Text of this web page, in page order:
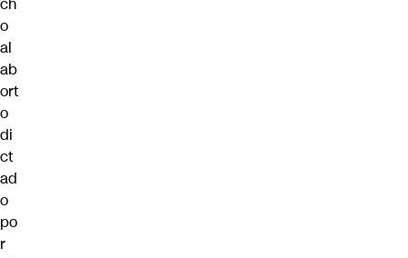
o
al
ab
ort
o
di
ct
ad
o
po
r